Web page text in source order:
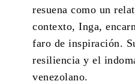
resuena como un
contexto, Inga,
faro de inspiración.
resiliencia y el
venezolano.